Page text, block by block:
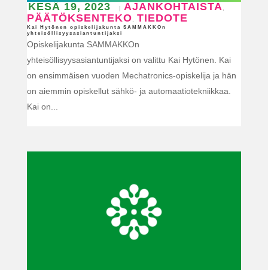
Kai Hytönen opiskelijakunta SAMMAKKOn
yhteisöllisyysasiantuntijaksi
KESÄ 19, 2023 | AJANKOHTAISTA,
PÄÄTÖKSENTEKO, TIEDOTE
Opiskelijakunta SAMMAKKOn
yhteisöllisyysasiantuntijaksi on valittu Kai Hytönen. Kai
on ensimmäisen vuoden Mechatronics-opiskelija ja hän
on aiemmin opiskellut sähkö- ja automaatiotekniikkaa.
Kai on...